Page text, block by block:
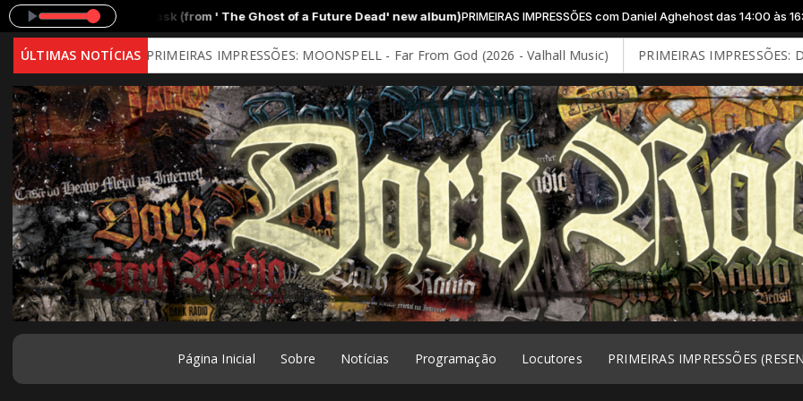
(from ' The Ghost of a Future Dead' new album)PRIMEIRAS IMPRESSÕES com Daniel Aghehost das 14:00 às 16:00 -Tocando agora: AT
ÚLTIMAS NOTÍCIAS
PRIMEIRAS IMPRESSÕES: MOONSPELL - Far From God (2026 - Valhall Music) PRIMEIRAS IMPRESSÕES: DEEP PURPLE
Página Inicial Sobre Notícias Programação Locutores PRIMEIRAS IMPRESSÕES